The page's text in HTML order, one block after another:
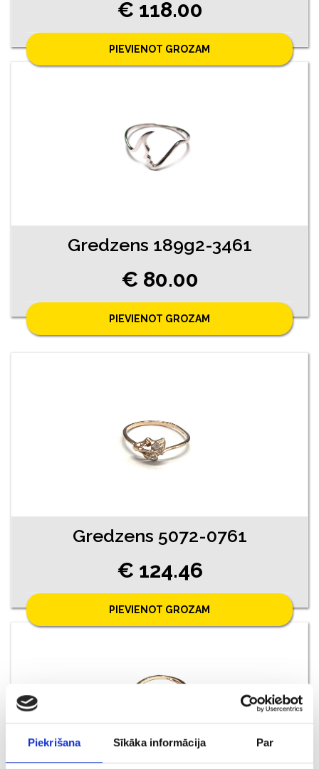
Piekrišana Sīkāka informācija Par
€ 118.00
PIEVIENOT GROZAM
Gredzens 189g2-3461
€ 80.00
PIEVIENOT GROZAM
Gredzens 5072-0761
€ 124.46
PIEVIENOT GROZAM